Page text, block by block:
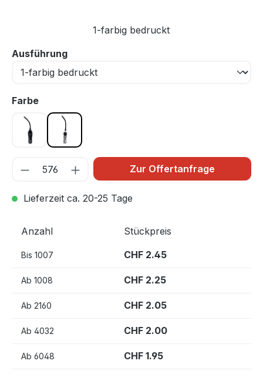
1-farbig bedruckt
Ausführungauswählen
Farbeauswählen
schwarzsilber/schwarz
Zur Offertanfrage
Lieferzeit ca. 20-25 Tage
Anzahl Stückpreis
Bis 1007 CHF 2.45
Ab 1008 CHF 2.25
Ab 2160 CHF 2.05
Ab 4032 CHF 2.00
Ab 6048 CHF 1.95